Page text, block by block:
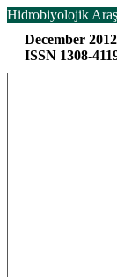
Hidrobiyolojik
December
ISSN 1308-